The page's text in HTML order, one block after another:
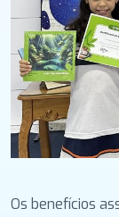
Os benefícios